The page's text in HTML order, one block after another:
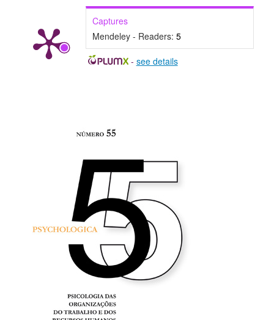
Captures
Mendeley - Readers: 5
- see details